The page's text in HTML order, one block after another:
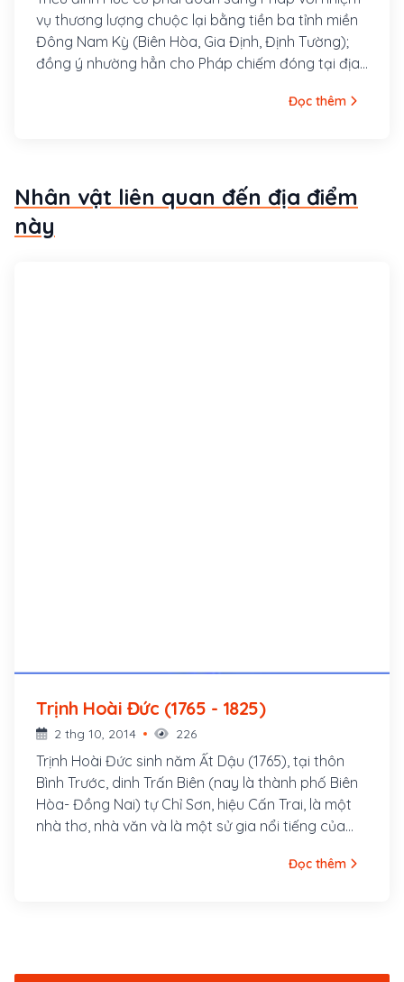
vụ thương lượng chuộc lại bằng tiền ba tỉnh miền
Đông Nam Kỳ (Biên Hòa, Gia Định, Định Tường);
đồng ý nhường hẳn cho Pháp chiếm đóng tại địa
phụ cận ngoại thành Định Tường, vùng Thủ Dầu
Đọc thêm
Nhân vật liên quan đến địa điểm
này
Trịnh Hoài Đức (1765 - 1825)
2 thg 10, 2014 226
Trịnh Hoài Đức sinh năm Ất Dậu (1765), tại thôn
Bình Trước, dinh Trấn Biên (nay là thành phố Biên
Hòa- Đồng Nai) tự Chỉ Sơn, hiệu Cấn Trai, là một
nhà thơ, nhà văn và là một sử gia nổi tiếng của
Đọc thêm